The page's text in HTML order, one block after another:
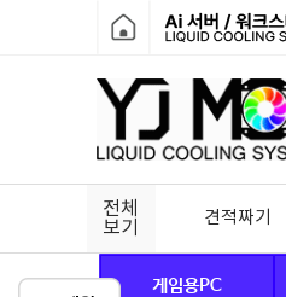
전체
보기
견적짜기
게임용PC